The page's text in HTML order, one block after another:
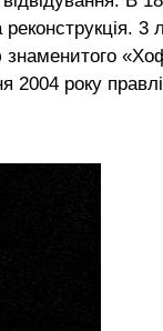
3
року